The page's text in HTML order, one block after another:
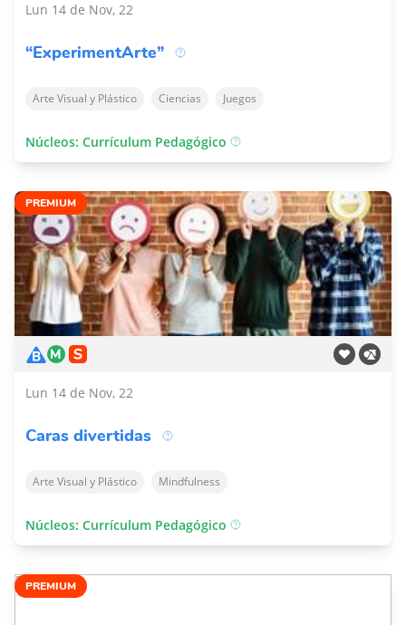
Lun 14 de Nov, 22
“ExperimentArte”
Arte Visual y Plástico Ciencias Juegos
Núcleos: Currículum Pedagógico
PREMIUM
Lun 14 de Nov, 22
Caras divertidas
Arte Visual y Plástico Mindfulness
Núcleos: Currículum Pedagógico
PREMIUM